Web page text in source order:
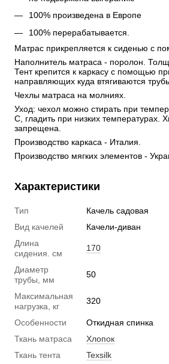
100% произведена в Европе
100% перерабатывается.
Матрас прикрепляется к сиденью с
Наполнитель матраса - поролон.
Тент крепится к каркасу с помощью
направляющих куда втягиваются
Чехлы матраса на молниях.
Уход: чехол можно стирать при
С, гладить при низких температурах.
запрещена.
Производство каркаса - Италия.
Производство мягких элементов -
Характеристики
Тип
Качель садовая
Вид качелей
Качели-диван
Длина
сидения. см
170
Диаметр
трубы, мм
50
Максимальная
нагрузка, кг
320
Особенности
Откидная спинка
Ткань матраса
Хлопок
Ткань тента
Texsilk